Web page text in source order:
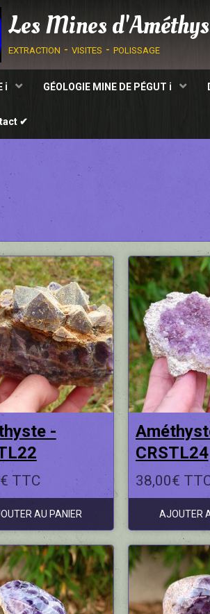
Les Mines
extraction - visites - polissage
ℹ GÉOLOGIE MINE DE PÉGUT ℹ
✔
-
TTC
AU PANIER
CRSTL24
38,00€
AJOUTER